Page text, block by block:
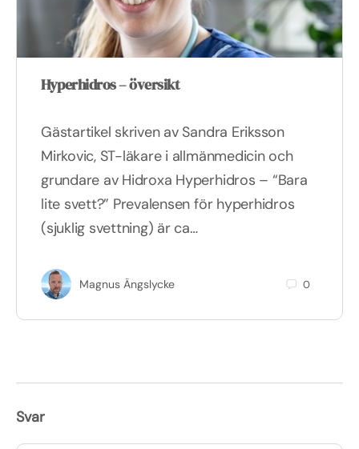
Hyperhidros – översikt
Gästartikel skriven av Sandra Eriksson
Mirkovic, ST-läkare i allmänmedicin och
grundare av Hidroxa Hyperhidros – “Bara
lite svett?” Prevalensen för hyperhidros
(sjuklig svettning) är ca…
Magnus Ängslycke 0
Svar